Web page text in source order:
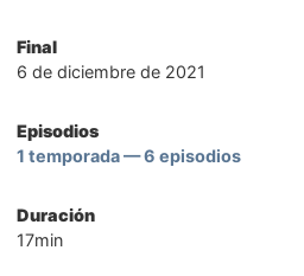
Final
6 de diciembre de 2021
Episodios
1 temporada — 6 episodios
Duración
17min